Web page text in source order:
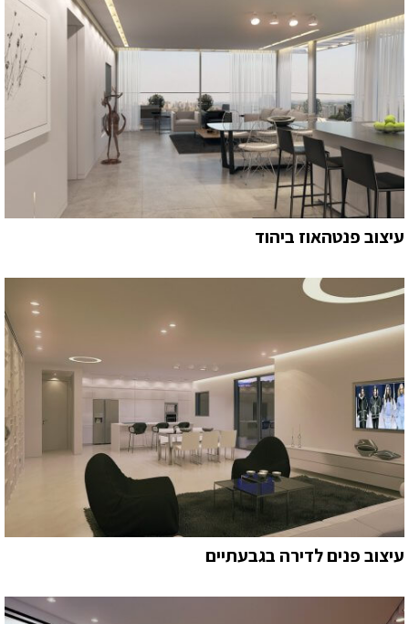
עיצוב פנטהאוז ביהוד
עיצוב פנים לדירה בגבעתיים